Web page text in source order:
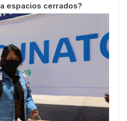
espacios cerrados?